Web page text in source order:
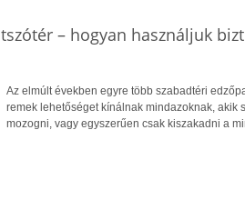
– hogyan használjuk
Az elmúlt években egyre több szabadtéri
remek lehetőséget kínálnak mindazoknak,
mozogni, vagy egyszerűen csak kiszakadni a